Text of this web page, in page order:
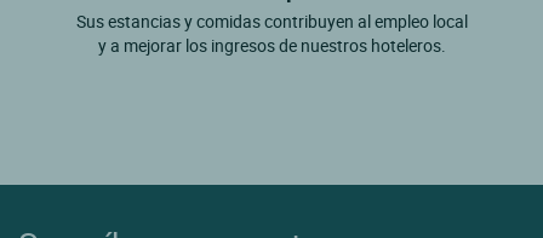
Sus estancias y comidas contribuyen al empleo local
y a mejorar los ingresos de nuestros hoteleros.